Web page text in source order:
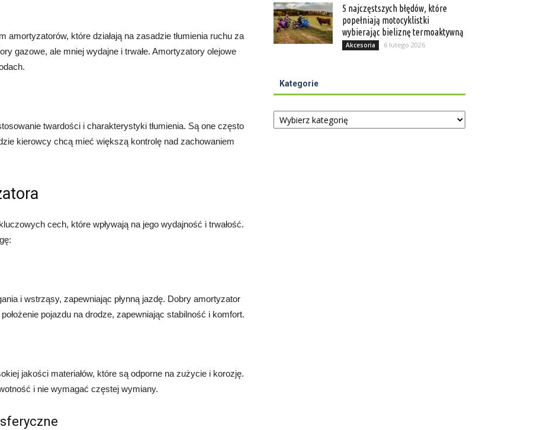
które działają na zasadzie tłumienia ruchu za
gazowe, ale mniej wydajne i trwałe. Amortyzatory olejowe
twardości i charakterystyki tłumienia. Są one często
kierowcy chcą mieć większą kontrolę nad zachowaniem
cech, które wpływają na jego wydajność i trwałość.
i wstrząsy, zapewniając płynną jazdę. Dobry amortyzator
pojazdu na drodze, zapewniając stabilność i komfort.
jakości materiałów, które są odporne na zużycie i korozję.
i nie wymagać częstej wymiany.
5 najczęstszych błędów, które
popełniają motocyklistki
wybierając bieliznę termoaktywną
Akcesoria 6 lutego 2026
Kategorie
Kategorie